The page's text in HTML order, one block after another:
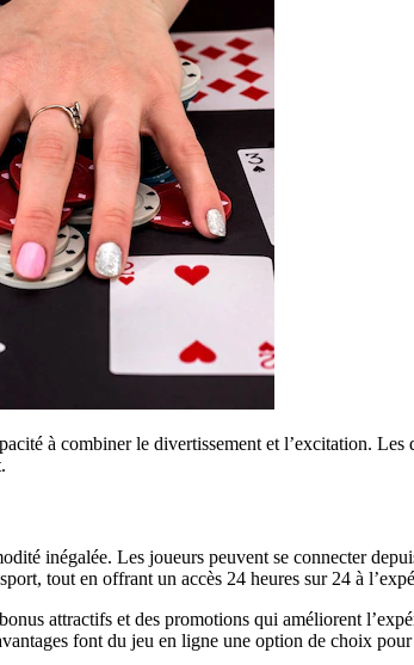
à combiner le divertissement et l’excitation.
inégalée. Les joueurs peuvent se connecter
tout en offrant un accès 24 heures sur 24 à
attractifs et des promotions qui améliorent
font du jeu en ligne une option de choix